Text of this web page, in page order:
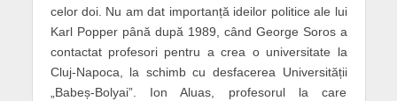
celor doi. Nu am dat importanță ideilor politice ale lui
Karl Popper până după 1989, când George Soros a
contactat profesori pentru a crea o universitate la
Cluj-Napoca, la schimb cu desfacerea Universității
„Babeș-Bolyai”. Ion Aluas, profesorul la care